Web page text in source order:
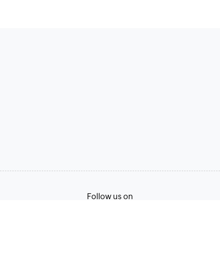
Follow us on